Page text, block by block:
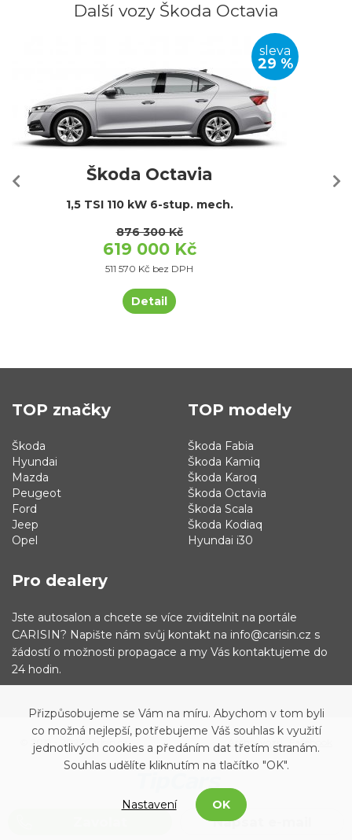
Další vozy Škoda Octavia
sleva
29 %
Škoda Octavia
1,5 TSI 110 kW 6-stup. mech.
876 300 Kč
619 000 Kč
511 570 Kč bez DPH
Detail
Napsat e-mail
TOP značky
Škoda
Hyundai
Mazda
Peugeot
Ford
Jeep
Opel
TOP modely
Škoda Fabia
Škoda Kamiq
Škoda Karoq
Škoda Octavia
Škoda Scala
Škoda Kodiaq
Hyundai i30
Pro dealery
Jste autosalon a chcete se více zviditelnit na portále
CARISIN? Napište nám svůj kontakt na info@carisin.cz s
žádostí o možnosti propagace a my Vás kontaktujeme do
24 hodin.
© 2019 - 2021 Carisin.cz Archiv vozů Facebook
Přizpůsobujeme se Vám na míru. Abychom v tom byli
co možná nejlepší, potřebujeme Váš souhlas k využití
jednotlivých cookies a předáním dat třetím stranám.
Souhlas udělíte kliknutím na tlačítko "OK".
Nastavení OK